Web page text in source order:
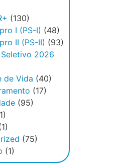
(130)
I (PS-I) (48)
II (PS-II) (93)
2026
de Vida (40)
(17)
(95)
(75)
(1)